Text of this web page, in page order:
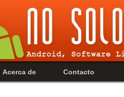
Acerca de Contacto